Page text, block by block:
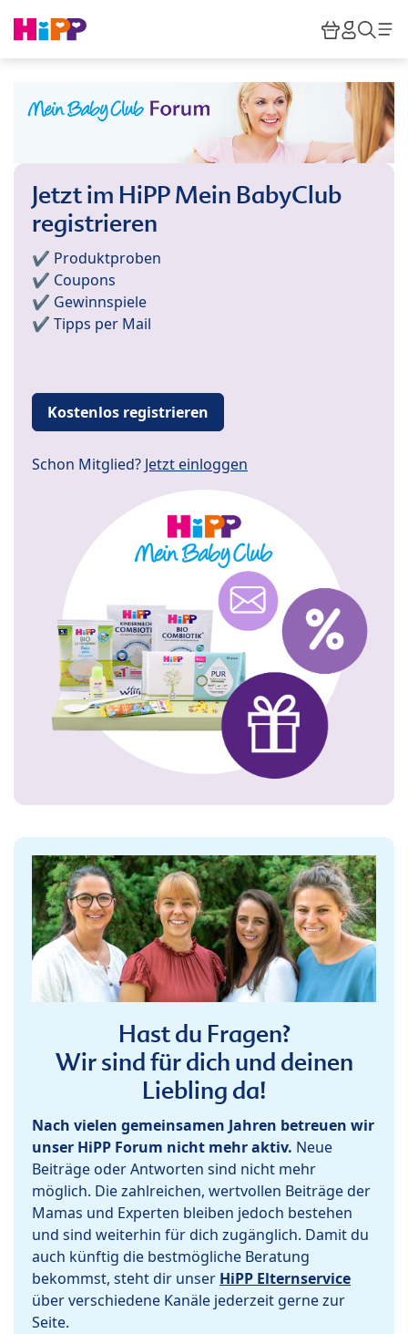
HiPP
Jetzt im HiPP Mein BabyClub
registrieren
✔️ Produktproben
✔️ Coupons
✔️ Gewinnspiele
✔️ Tipps per Mail
Kostenlos registrieren
Schon Mitglied? Jetzt einloggen
Hast du Fragen?
Wir sind für dich und deinen
Liebling da!
Nach vielen gemeinsamen Jahren betreuen wir
unser HiPP Forum nicht mehr aktiv. Neue
Beiträge oder Antworten sind nicht mehr
möglich. Die zahlreichen, wertvollen Beiträge der
Mamas und Experten bleiben jedoch bestehen
und sind weiterhin für dich zugänglich. Damit du
auch künftig die bestmögliche Beratung
bekommst, steht dir unser HiPP Elternservice
über verschiedene Kanäle jederzeit gerne zur
Seite.